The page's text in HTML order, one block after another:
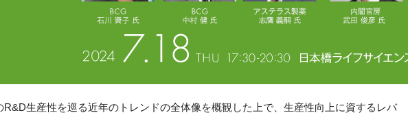
R&D生産性を巡る近年のトレンドの全体像を概観した上で、生産性向上に資するレバ